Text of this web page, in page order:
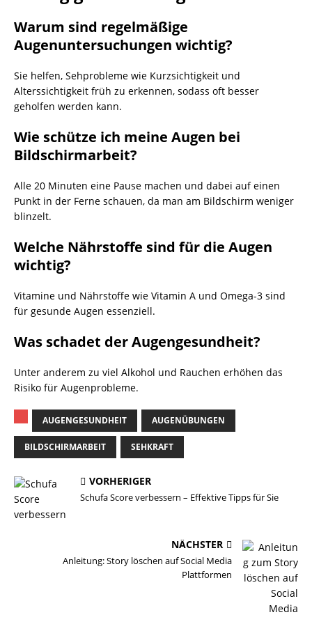
Warum sind regelmäßige
Augenuntersuchungen wichtig?
Sie helfen, Sehprobleme wie Kurzsichtigkeit und
Alterssichtigkeit früh zu erkennen, sodass oft besser
geholfen werden kann.
Wie schütze ich meine Augen bei
Bildschirmarbeit?
Alle 20 Minuten eine Pause machen und dabei auf einen
Punkt in der Ferne schauen, da man am Bildschirm weniger
blinzelt.
Welche Nährstoffe sind für die Augen
wichtig?
Vitamine und Nährstoffe wie Vitamin A und Omega-3 sind
für gesunde Augen essenziell.
Was schadet der Augengesundheit?
Unter anderem zu viel Alkohol und Rauchen erhöhen das
Risiko für Augenprobleme.
AUGENGESUNDHEIT AUGENÜBUNGEN
BILDSCHIRMARBEIT SEHKRAFT
VORHERIGER
Schufa Score verbessern – Effektive Tipps für Sie
NÄCHSTER
Anleitung: Story löschen auf Social Media
Plattformen